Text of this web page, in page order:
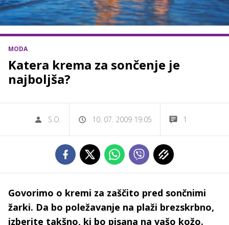
MODA
Katera krema za sončenje je
najboljša?
S.O. 10. 07. 2009 19.05 1
Govorimo o kremi za zaščito pred sončnimi
žarki. Da bo poležavanje na plaži brezskrbno,
izberite takšno, ki bo pisana na vašo kožo.